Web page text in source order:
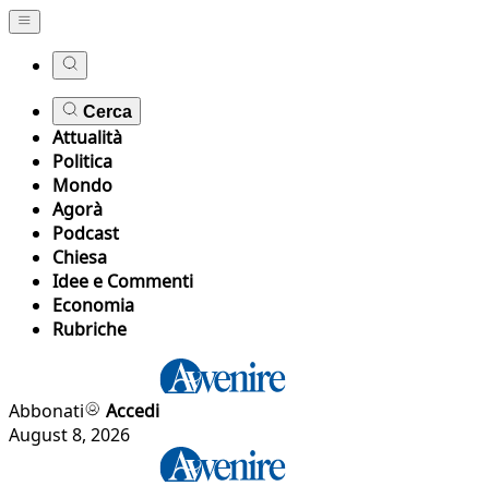
Cerca
Attualità
Politica
Mondo
Agorà
Podcast
Chiesa
Idee e Commenti
Economia
Rubriche
Abbonati
Accedi
August 8, 2026